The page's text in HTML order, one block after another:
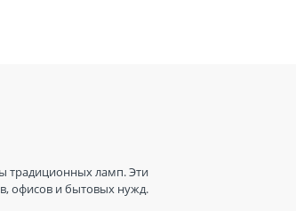
традиционных ламп. Эти
офисов и бытовых нужд.